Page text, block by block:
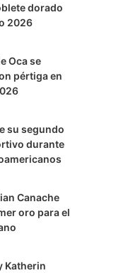
dorado
2026
Oca se
pértiga en
su segundo
durante
Canache
oro para el
Katherin